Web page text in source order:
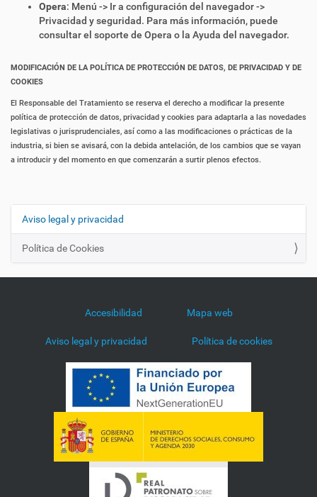
Opera: Menú -> Ir a configuración del navegador ->
Privacidad y seguridad. Para más información, puede
consultar el soporte de Opera o la Ayuda del navegador.
MODIFICACIÓN DE LA POLÍTICA DE PROTECCIÓN DE DATOS, DE PRIVACIDAD Y DE
COOKIES
El Responsable del Tratamiento se reserva el derecho a modificar la presente
política de protección de datos, privacidad y cookies para adaptarla a las novedades
legislativas o jurisprudenciales, así como a las modificaciones o prácticas de la
industria, si bien se avisará, con la debida antelación, de los cambios que se vayan
a introducir y del momento en que comenzarán a surtir plenos efectos.
N
e
Aviso legal y privacidad
Política de Cookies
Accesibilidad Mapa web
Aviso legal y privacidad Política de cookies